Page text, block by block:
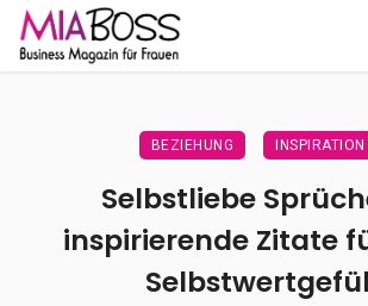
BEZIEHUNG INSPIRATION
Selbstliebe
inspirierende Zitate